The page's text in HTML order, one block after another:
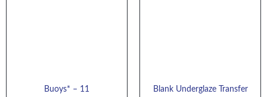
Buoys* – 11 Blank Underglaze Transfer